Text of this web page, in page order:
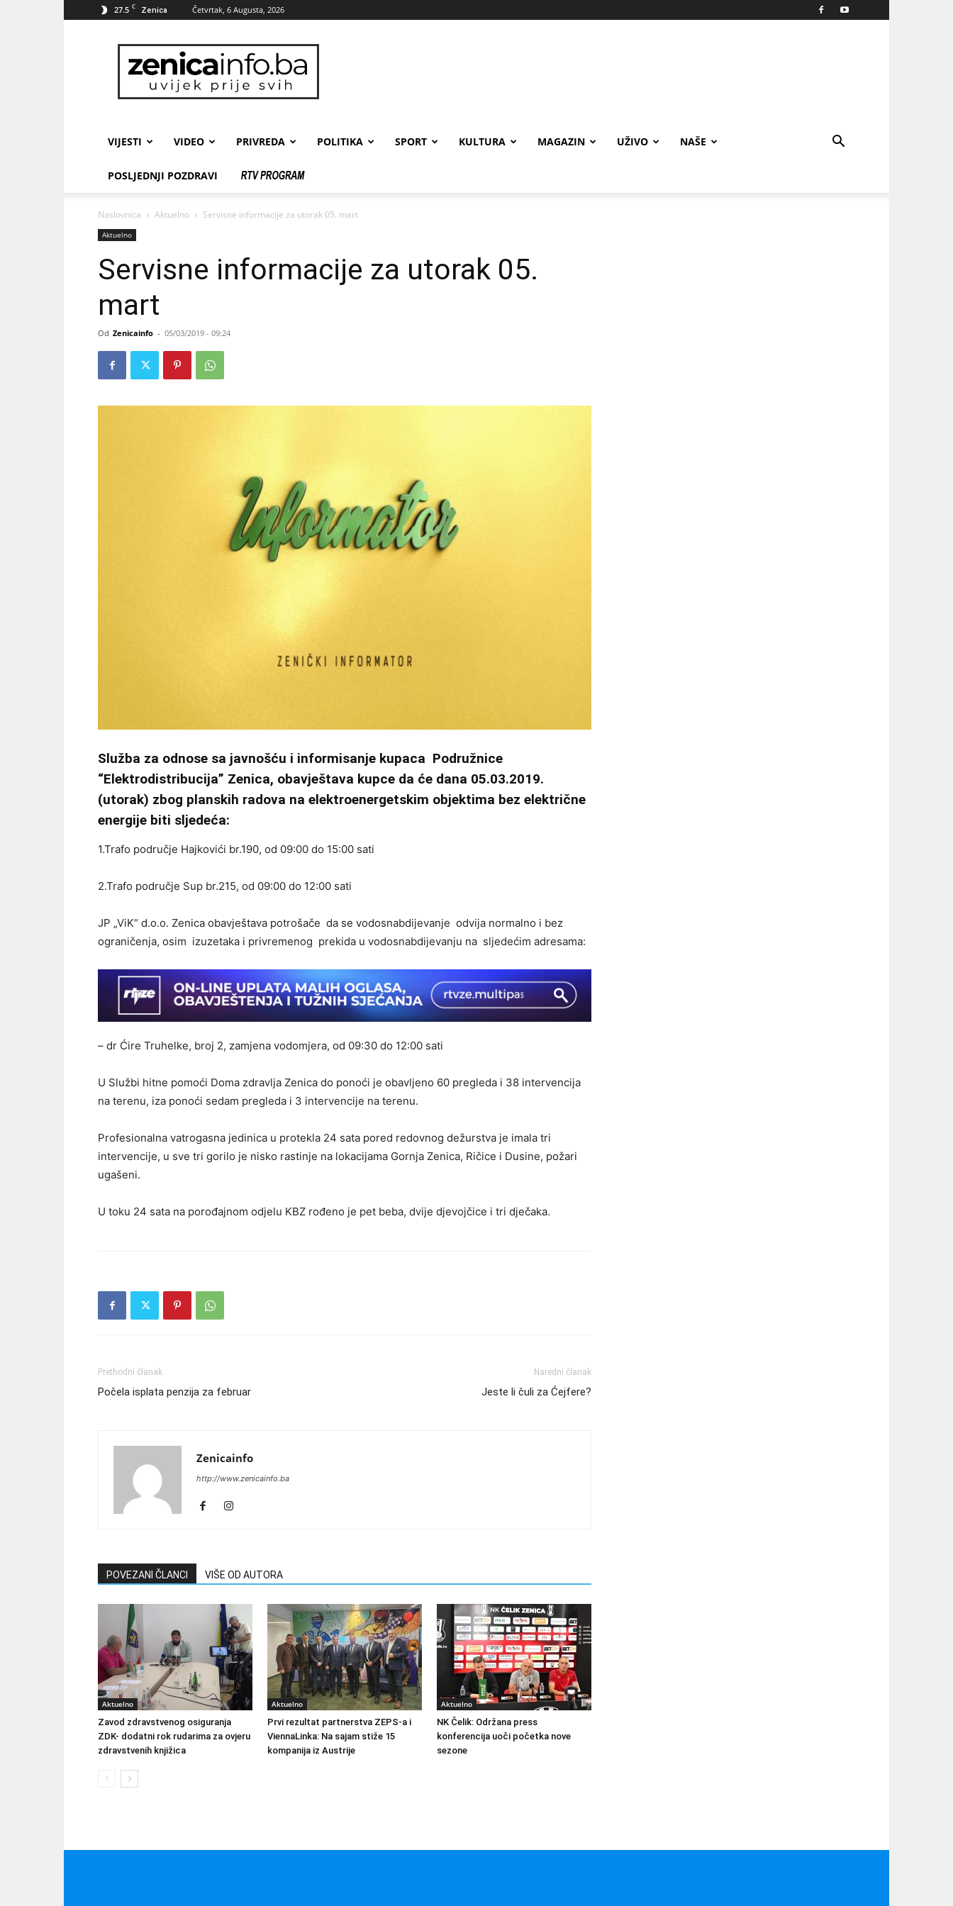
27.5 C Zenica Četvrtak, 6 Augusta, 2026
zenicainfo.ba
VIJESTI VIDEO PRIVREDA POLITIKA SPORT KULTURA MAGAZIN UŽIVO NAŠE
POSLJEDNJI POZDRAVI
Naslovnica Aktuelno Servisne informacije za utorak 05. mart
Aktuelno
Servisne informacije za utorak 05.
mart
Od Zenicainfo - 05/03/2019 - 09:24
Služba za odnose sa javnošću i informisanje kupaca Podružnice
“Elektrodistribucija” Zenica, obavještava kupce da će dana 05.03.2019.
(utorak) zbog planskih radova na elektroenergetskim objektima bez električne
energije biti sljedeća:
1.Trafo područje Hajkovići br.190, od 09:00 do 15:00 sati
2.Trafo područje Sup br.215, od 09:00 do 12:00 sati
JP „ViK“ d.o.o. Zenica obavještava potrošače da se vodosnabdijevanje odvija normalno i bez
ograničenja, osim izuzetaka i privremenog prekida u vodosnabdijevanju na sljedećim adresama:
– dr Ćire Truhelke, broj 2, zamjena vodomjera, od 09:30 do 12:00 sati
U Službi hitne pomoći Doma zdravlja Zenica do ponoći je obavljeno 60 pregleda i 38 intervencija
na terenu, iza ponoći sedam pregleda i 3 intervencije na terenu.
Profesionalna vatrogasna jedinica u protekla 24 sata pored redovnog dežurstva je imala tri
intervencije, u sve tri gorilo je nisko rastinje na lokacijama Gornja Zenica, Ričice i Dusine, požari
ugašeni.
U toku 24 sata na porođajnom odjelu KBZ rođeno je pet beba, dvije djevojčice i tri dječaka.
Prethodni članak
Počela isplata penzija za februar
Naredni članak
Jeste li čuli za Ćejfere?
Zenicainfo
http://www.zenicainfo.ba
POVEZANI ČLANCI VIŠE OD AUTORA
Aktuelno
Zavod zdravstvenog osiguranja
ZDK- dodatni rok rudarima za ovjeru
zdravstvenih knjižica
Aktuelno
Prvi rezultat partnerstva ZEPS-a i
ViennaLinka: Na sajam stiže 15
kompanija iz Austrije
Aktuelno
NK Čelik: Održana press
konferencija uoči početka nove
sezone